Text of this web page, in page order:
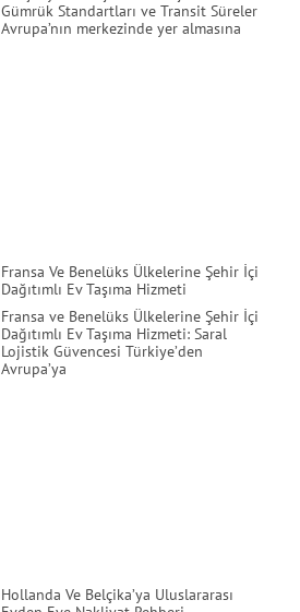
Gümrük Standartları ve Transit Süreler
Avrupa’nın merkezinde yer almasına
Fransa Ve Benelüks Ülkelerine Şehir İçi
Dağıtımlı Ev Taşıma Hizmeti
Fransa ve Benelüks Ülkelerine Şehir İçi
Dağıtımlı Ev Taşıma Hizmeti: Saral
Lojistik Güvencesi Türkiye’den
Avrupa’ya
Hollanda Ve Belçika’ya Uluslararası